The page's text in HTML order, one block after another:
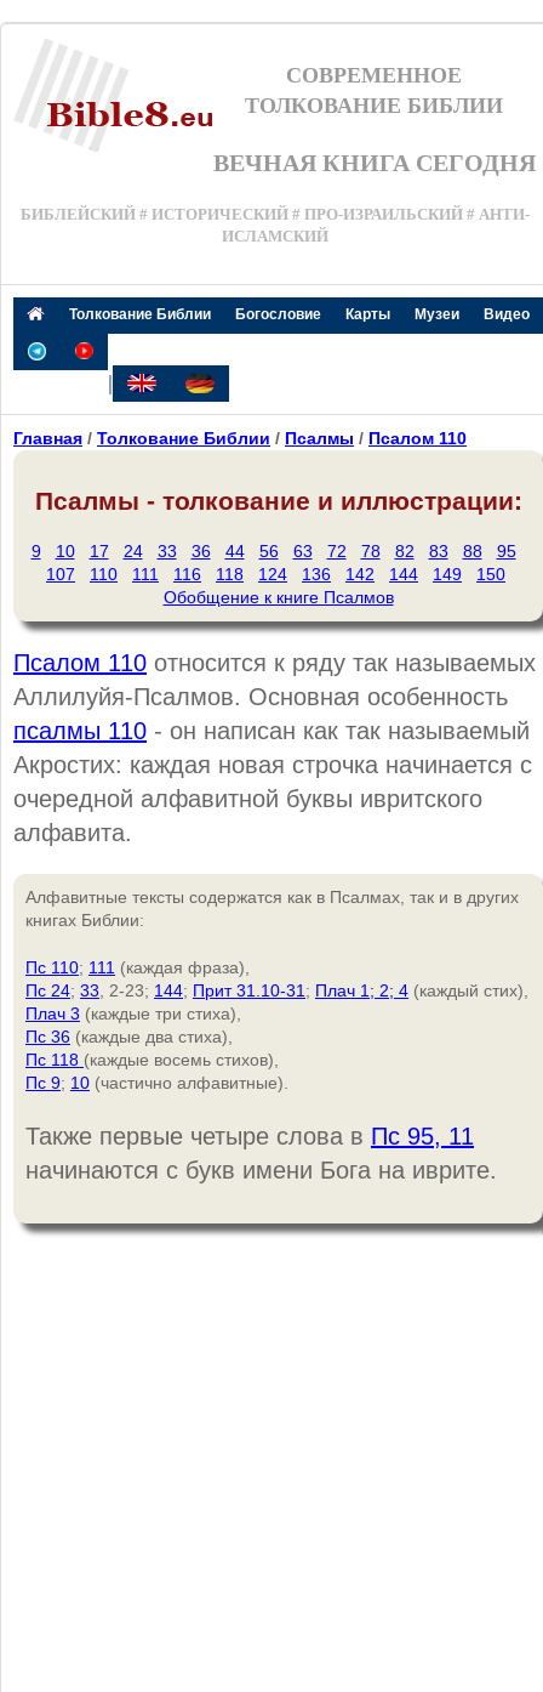
СОВРЕМЕННОЕ
ТОЛКОВАНИЕ БИБЛИИ
ВЕЧНАЯ КНИГА СЕГОДНЯ
БИБЛЕЙСКИЙ # ИСТОРИЧЕСКИЙ # ПРО-ИЗРАИЛЬСКИЙ # АНТИ-
ИСЛАМСКИЙ
Толкование Библии Богословие Карты Музеи Видео
|
Главная / Толкование Библии / Псалмы / Псалом 110
Псалмы - толкование и иллюстрации:
9 10 17 24 33 36 44 56 63 72 78 82 83 88
95
107
110 111 116 118 124 136 142 144 149
150
Обобщение к книге Псалмов
Псалом 110 относится к ряду так называемых
Аллилуйя-Псалмов. Основная особенность
псалмы 110 - он написан как так называемый
Акростих: каждая новая строчка начинается с
очередной алфавитной буквы ивритского
алфавита.
Алфавитные тексты содержатся как в Псалмах, так и в других
книгах Библии:
Пс 110; 111 (каждая фраза),
Пс 24; 33 , 2-23; 144; Прит 31.10-31 ; Плач 1; 2; 4 (каждый стих),
Плач 3 (каждые три стиха),
Пс 36 (каждые два стиха),
Пс 118 (каждые восемь стихов),
Пс 9; 10 (частично алфавитные).
Также первые четыре слова в Пс 95, 11
начинаются с букв имени Бога на иврите.